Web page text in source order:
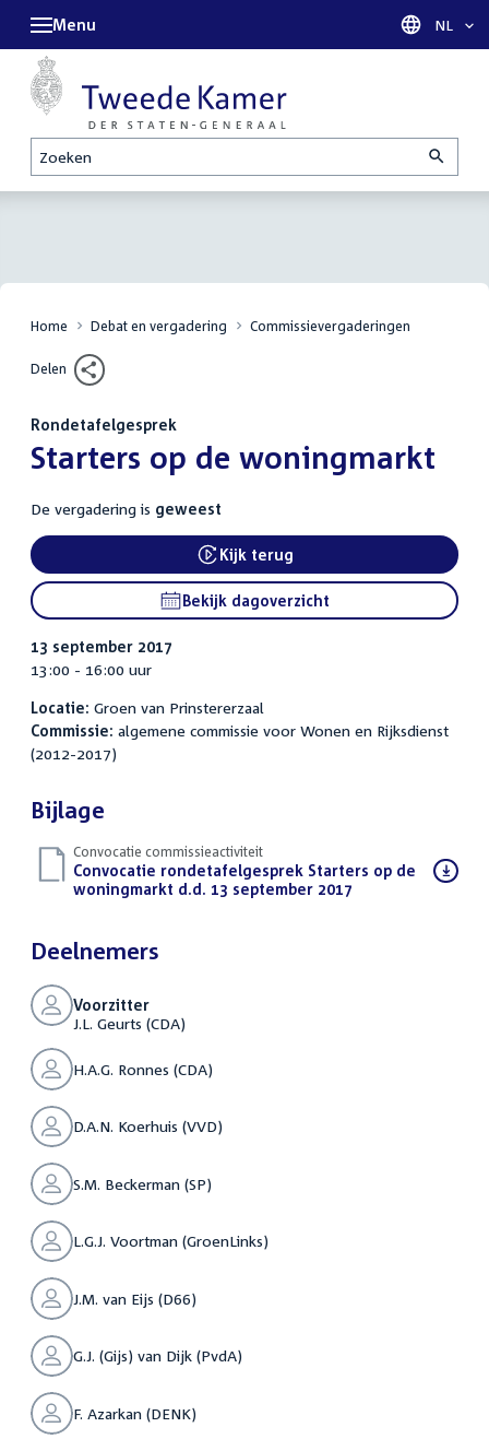
Zoeken
Menu Taal
NL
Home Debat en vergadering Commissievergaderingen
Delen
Rondetafelgesprek
:Starters op de woningmarkt
De vergadering is geweest
External link:
Kijk terug
Bekijk dagoverzicht
13 september 2017
13:00 - 16:00 uur
Locatie: Groen van Prinstererzaal
Commissie: algemene commissie voor Wonen en Rijksdienst
(2012-2017)
Bijlage
Convocatie commissieactiviteit
Download
bestand:
Convocatie rondetafelgesprek Starters op de
woningmarkt d.d. 13 september 2017
Deelnemers
Voorzitter
J.L. Geurts (CDA)
H.A.G. Ronnes (CDA)
D.A.N. Koerhuis (VVD)
S.M. Beckerman (SP)
L.G.J. Voortman (GroenLinks)
J.M. van Eijs (D66)
G.J. (Gijs) van Dijk (PvdA)
F. Azarkan (DENK)